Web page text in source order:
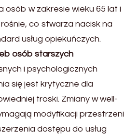
osób w zakresie wieku 65 lat i
co stwarza nacisk na
usług opiekuńczych.
osób starszych
i psychologicznych
się jest krytyczne dla
troski. Zmiany w well-
modyfikacji przestrzeni
dostępu do usług